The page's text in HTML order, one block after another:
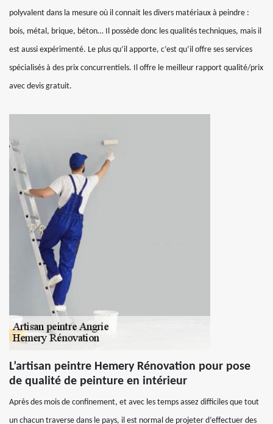
polyvalent dans la mesure où il connait les divers matériaux à peindre :
bois, métal, brique, béton… Il possède donc les qualités techniques, mais il
est aussi expérimenté. Le plus qu’il apporte, c’est qu’il offre ses services
spécialisés à des prix concurrentiels. Il offre le meilleur rapport qualité/prix
avec devis gratuit.
L’artisan peintre Hemery Rénovation pour pose
de qualité de peinture en intérieur
Après des mois de confinement, et avec les temps assez difficiles que tout
un chacun traverse dans le pays, il est normal de projeter d’effectuer des